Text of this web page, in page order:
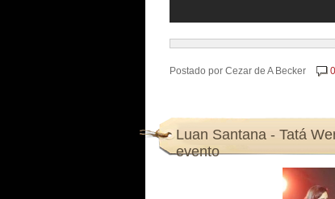
Postado por Cezar de A Becker
Luan Santana - Tatá
evento